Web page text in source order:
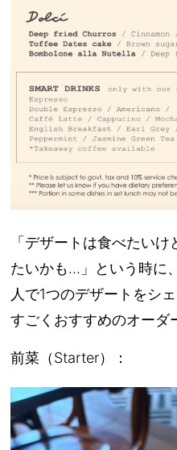
「デザートは食べたい
たいかも…」という時に
人で1つのデザートをシ
すごくおすすめのオーダ
前菜（Starter）：